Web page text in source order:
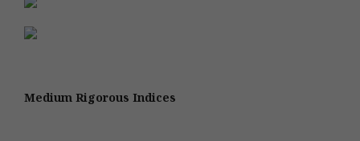
Medium Rigorous Indices